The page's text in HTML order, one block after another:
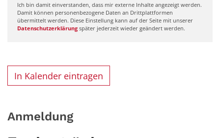
Ich bin damit einverstanden, dass mir externe Inhalte angezeigt werden.
Damit können personenbezogene Daten an Drittplattformen
übermittelt werden. Diese Einstellung kann auf der Seite mit unserer
Datenschutzerklärung später jederzeit wieder geändert werden.
In Kalender eintragen
Anmeldung